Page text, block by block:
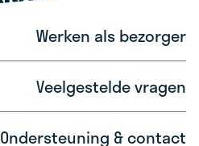
Werken als bezorger
Veelgestelde vragen
Ondersteuning & contact